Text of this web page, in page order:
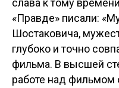
слава к тому
«Правде» писали:
Шостаковича,
глубоко и точно
фильма. В высшей
работе над фильмом